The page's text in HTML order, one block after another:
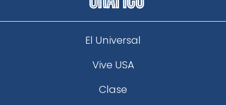
El Universal
Vive USA
Clase